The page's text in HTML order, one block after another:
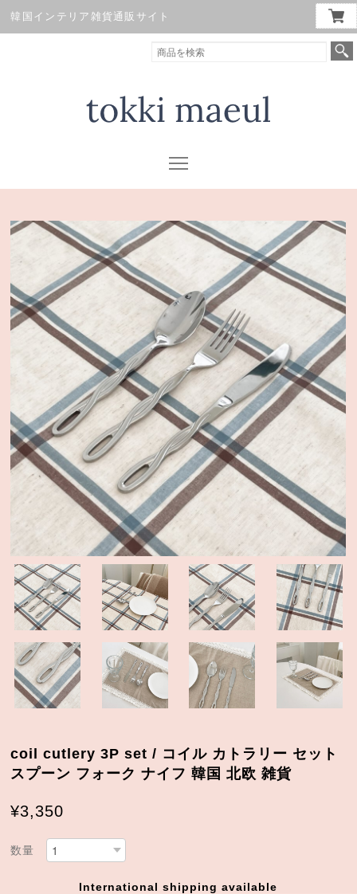
韓国インテリア雑貨通販サイト
coil cutlery 3P set / コイル カトラリー セット
スプーン フォーク ナイフ 韓国 北欧 雑貨
¥3,350
数量
International shipping available